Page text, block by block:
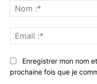
Enregistrer mon nom
prochaine fois que je